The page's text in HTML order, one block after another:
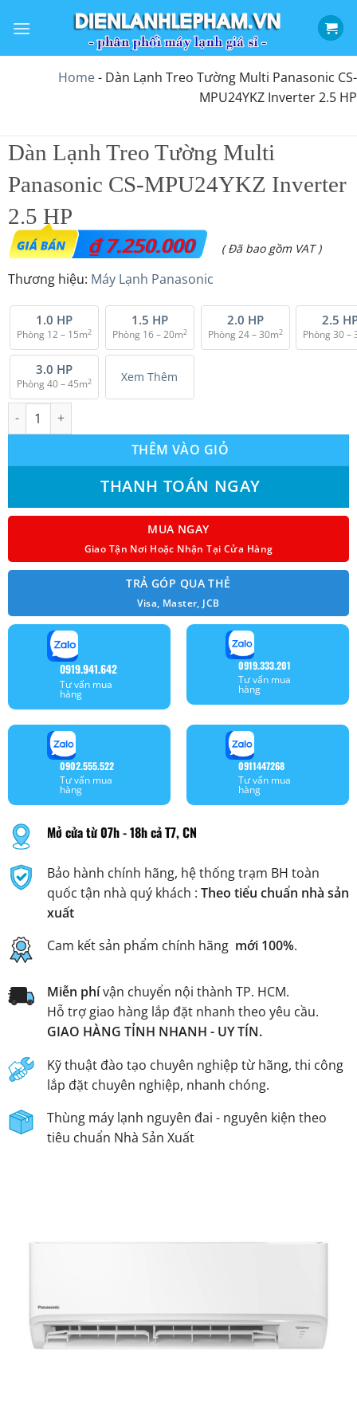
qua
Home- Dàn Lạnh Treo Tường Multi Panasonic CS-
MPU24YKZ Inverter 2.5 HP
Dàn Lạnh Treo Tường Multi
Panasonic CS-MPU24YKZ Inverter
2.5 HP
₫7.250.000 ( Đã bao gồm VAT )
Thương hiệu: Máy Lạnh Panasonic
1.0 HP
Phòng 12 – 15m2
1.5 HP
Phòng 16 – 20m2
2.0 HP
Phòng 24 – 30m2
2.5
Phòng 30 –
3.0 HP
Phòng 40 – 45m2 Xem Thêm
Dàn Lạnh Treo Tường Multi Panasonic CS-MPU24YKZ Inverter
THÊM VÀO GIỎ
THANH TOÁN NGAY
MUA NGAY
Giao Tận Nơi Hoặc Nhận Tại Cửa Hàng
TRẢ GÓP QUA THẺ
Visa, Master, JCB
0919.941.642
Tư vấn mua
hàng
0919.333.201
Tư vấn mua
hàng
0902.555.522
Tư vấn mua
hàng
0911447268
Tư vấn mua
hàng
Mở cửa từ 07h - 18h cả T7, CN
Bảo hành chính hãng, hệ thống trạm BH toàn
quốc tận nhà quý khách : Theo tiểu chuẩn nhà sản
xuất
Cam kết sản phẩm chính hãng mới 100%.
Miễn phívận chuyển nội thành TP. HCM.
Hỗ trợ giao hàng lắp đặt nhanh theo yêu cầu.
GIAO HÀNG TỈNH NHANH - UY TÍN.
Kỹ thuật đào tạo chuyên nghiệp từ hãng, thi công
lắp đặt chuyên nghiệp, nhanh chóng.
Thùng máy lạnh nguyên đai - nguyên kiện theo
tiêu chuẩn Nhà Sản Xuất